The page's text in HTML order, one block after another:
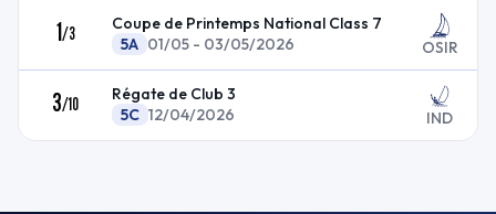
1/3
Coupe de Printemps National Class 7
5A 01/05 - 03/05/2026 OSIR
3/10
Régate de Club 3
5C 12/04/2026 IND